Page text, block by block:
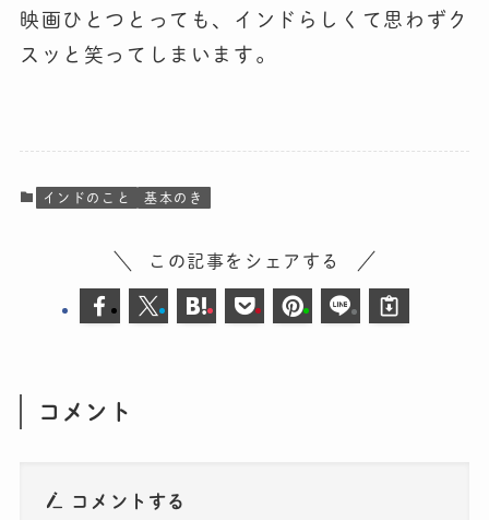
映画ひとつとっても、インドらしくて思わずク
スッと笑ってしまいます。
インドのこと 基本のき
この記事をシェアする
コメント
コメントする